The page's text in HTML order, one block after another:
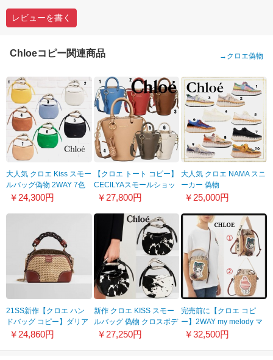
レビューを書く
Chloeコピー関連商品 → クロエ偽物
大人気 クロエ Kiss スモー
ルバッグ偽物 2WAY 7色
CHC21US350E48763
￥24,300円
【クロエ トート コピー】
CECILYAスモールショッ
ピングバッグ
￥27,800円
大人気 クロエ NAMA スニ
ーカー 偽物
CHC22S579Y0411
￥25,000円
21SS新作【クロエ ハン
ドバッグ コピー】ダリア
ミニバッグ ラフィア ハン
￥24,860円
新作 クロエ KISS スモー
ルバッグ 偽物 クロスボデ
ィ CHC21AS350F12001
￥27,250円
完売前に【クロエ コピ
ー】2WAY my melody マ
イメロディ バスケット カ
￥32,500円